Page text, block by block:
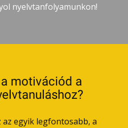
nyelvtanfolyamunkon!
motivációd a
egyik legfontosabb, a